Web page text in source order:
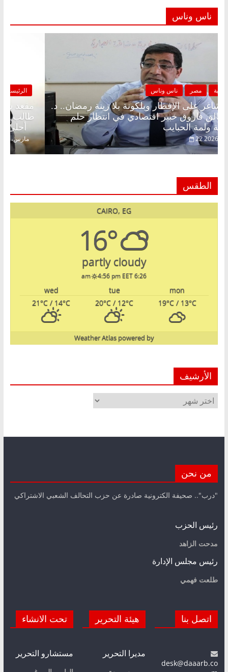
ناس وناس
الرئيسية مصر ناس وناس
مقعد شاغر على الإفطار وبلكونة بلا زينة رمضان.. د.
عبدالخالق فاروق خبير اقتصادي في انتظار حلم
الحرية ولمة الحبايب
22 فبراير، 2026
الطقس
CAIRO, EG
16°
partly cloudy
6:26 am
4:56 pm EET
mon
tue
wed
19°C/ 13°C
20°C / 12°C
21°C / 14°C
powered by
Weather Atlas
الأرشيف
الأرشيف
من نحن
"درب".. صحيفة الكترونية صادرة عن حزب التحالف الشعبي الاشتراكي
رئيس الحزب
مدحت الزاهد
رئيس مجلس الإدارة
طلعت فهمي
اتصل بنا
desk@daaarb.co
هيئة التحرير
مديرا التحرير
تحت الانشاء
مستشارو التحرير